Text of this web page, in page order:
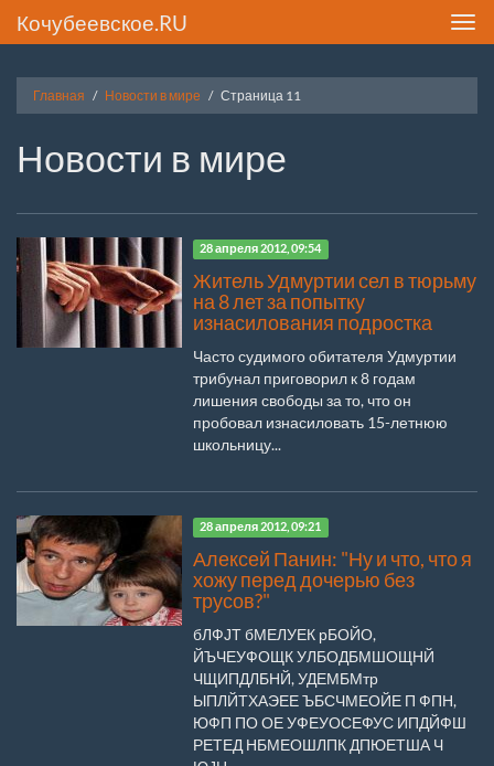
Кочубеевское.RU
Главная Новости в мире Страница 11
Новости в мире
28 апреля 2012, 09:54
Житель Удмуртии сел в тюрьму
на 8 лет за попытку
изнасилования подростка
Часто судимого обитателя Удмуртии
трибунал приговорил к 8 годам
лишения свободы за то, что он
пробовал изнасиловать 15-летнюю
школьницу...
28 апреля 2012, 09:21
Алексей Панин: "Ну и что, что я
хожу перед дочерью без
трусов?"
бЛФЈТ бМЕЛУЕК рБОЙО,
ЙЪЧЕУФОЩК УЛБОДБМШОЩНЙ
ЧЩИПДЛБНЙ, УДЕМБМтр
ЫПЛЙТХАЭЕЕ ЪБСЧМЕОЙЕ П ФПН,
ЮФП ПО ОЕ УФЕУОСЕФУС ИПДЙФШ
РЕТЕД НБМЕОШЛПК ДПЮЕТША Ч